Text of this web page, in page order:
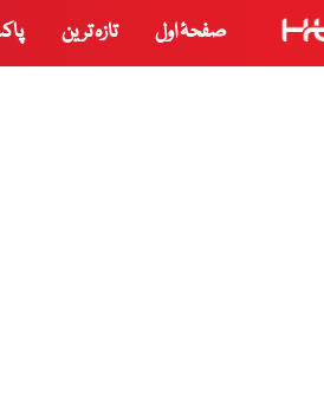
صفحۂ اول تازہ ترین